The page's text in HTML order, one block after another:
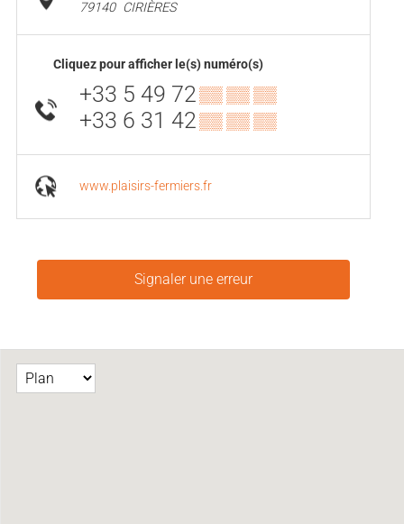
79140 CIRIÈRES
Cliquez pour afficher le(s) numéro(s)
+33 5 49 72▒▒ ▒▒ ▒▒
+33 6 31 42▒▒ ▒▒ ▒▒
www.plaisirs-fermiers.fr
Signaler une erreur